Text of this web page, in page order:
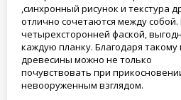
,синхронный рисунок и текстура
отлично сочетаются между собой.
четырехсторонней фаской,
каждую планку. Благодаря
древесины можно не только
почувствовать при
невооруженным взглядом.